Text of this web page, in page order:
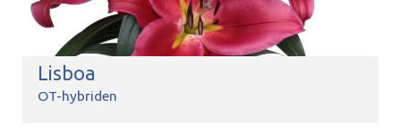
Lisboa
OT-hybriden